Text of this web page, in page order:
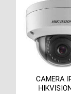
CAMERA